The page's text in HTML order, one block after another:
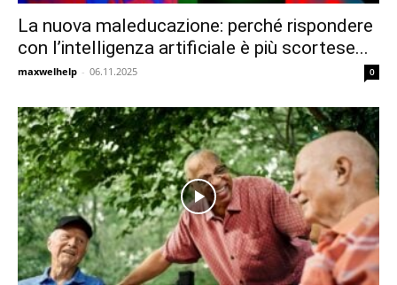
La nuova maleducazione: perché rispondere
con l’intelligenza artificiale è più scortese...
maxwelhelp - 06.11.2025 0